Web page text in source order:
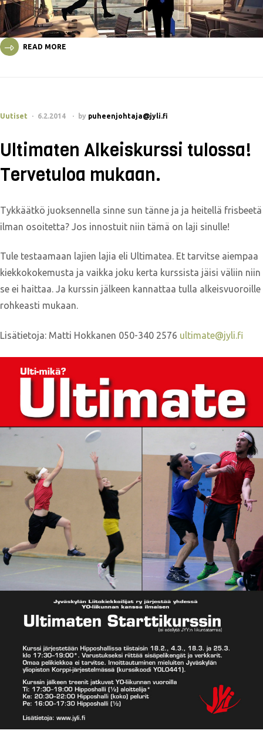
READ MORE
Uutiset 6.2.2014 by puheenjohtaja@jyli.fi
Ultimaten Alkeiskurssi tulossa!
Tervetuloa mukaan.
Tykkäätkö juoksennella sinne sun tänne ja ja heitellä frisbeetä
ilman osoitetta? Jos innostuit niin tämä on laji sinulle!
Tule testaamaan lajien lajia eli Ultimatea. Et tarvitse aiempaa
kiekkokokemusta ja vaikka joku kerta kurssista jäisi väliin niin
se ei haittaa. Ja kurssin jälkeen kannattaa tulla alkeisvuoroille
rohkeasti mukaan.
Lisätietoja: Matti Hokkanen 050-340 2576 ultimate@jyli.fi